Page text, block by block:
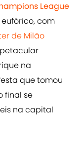
League
com
de Milão
na
que tomou
final se
na capital